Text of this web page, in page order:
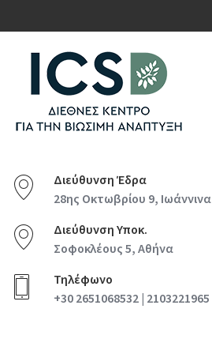
Διεύθυνση Έδρα
28ης Οκτωβρίου 9, Ιωάννινα
Διεύθυνση Υποκ.
Σοφοκλέους 5, Αθήνα
Τηλέφωνο
+30 2651068532 | 2103221965